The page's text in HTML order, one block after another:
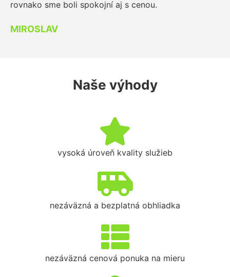
rovnako sme boli spokojní aj s cenou.
MIROSLAV
Naše výhody
vysoká úroveň kvality služieb
nezáväzná a bezplatná obhliadka
nezáväzná cenová ponuka na mieru